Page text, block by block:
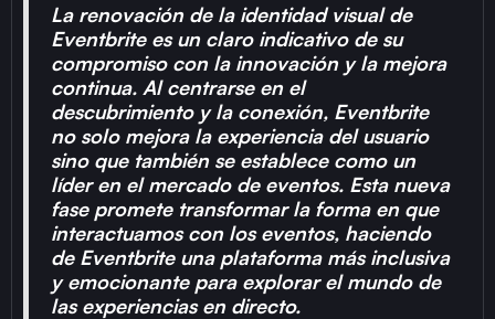
La renovación de la identidad visual de
Eventbrite es un claro indicativo de su
compromiso con la innovación y la mejora
continua. Al centrarse en el
descubrimiento y la conexión, Eventbrite
no solo mejora la experiencia del usuario
sino que también se establece como un
líder en el mercado de eventos. Esta nueva
fase promete transformar la forma en que
interactuamos con los eventos, haciendo
de Eventbrite una plataforma más inclusiva
y emocionante para explorar el mundo de
las experiencias en directo.